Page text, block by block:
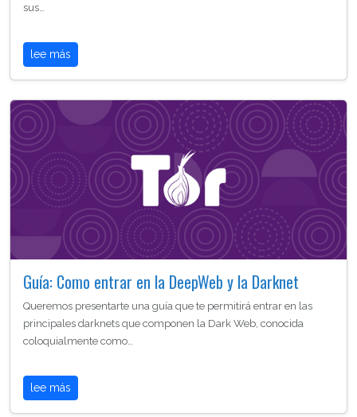
sus…
lee más
Guía: Como entrar en la DeepWeb y la Darknet
Queremos presentarte una guía que te permitirá entrar en las
principales darknets que componen la Dark Web, conocida
coloquialmente como…
lee más